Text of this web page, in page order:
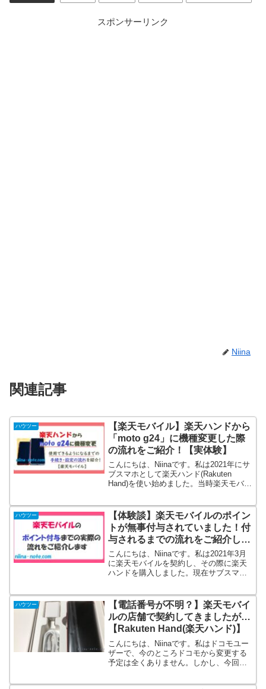
スポンサーリンク
Niina
関連記事
ハウツー
【楽天モバイル】楽天ハンドから
「moto g24」に機種変更した際
の流れをご紹介！【実体験】
こんにちは、Niinaです。私は2021年にサ
ブスマホとして楽天ハンド(Rakuten
Hand)を使い始めました。当時楽天モバイ
けです。当時話題のキャンペーンだ...
ハウツー
【体験談】楽天モバイルのポイン
トが無事付与されていました！付
与されるまでの流れをご紹介しま
す！
こんにちは、Niinaです。私は2021年3月
に楽天モバイルを契約し、その際に楽天
ハンドを購入しました。現在サブスマホ
できちゃう端末だったのです！さて、私
は2021年3...
ハウツー
【電話番号が不明？】楽天モバイ
ルの店舗で契約してきましたが…
【Rakuten Hand(楽天ハンド)】
こんにちは、Niinaです。私はドコモユー
ザーで、今のところドコモから変更する
予定は全くありません。しかし、今回